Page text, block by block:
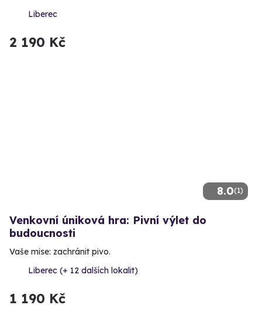
Liberec
2 190 Kč
8.0(1)
Venkovní úniková hra: Pivní výlet do
budoucnosti
Vaše mise: zachránit pivo.
Liberec (+ 12 dalších lokalit)
1 190 Kč